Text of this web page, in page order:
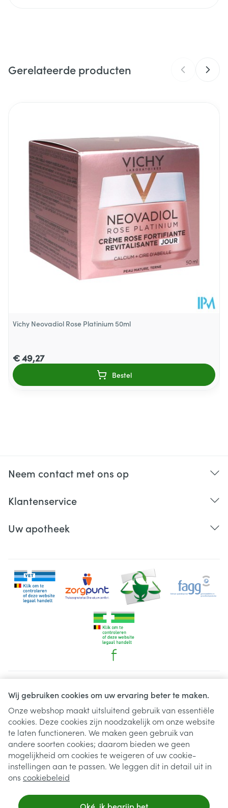
Wij gebruiken cookies om uw ervaring beter te maken.
Onze webshop maakt uitsluitend gebruik van essentiële
cookies. Deze cookies zijn noodzakelijk om onze website
te laten functioneren. We maken geen gebruik van
andere soorten cookies; daarom bieden we geen
mogelijkheid om cookies te weigeren of uw cookie-
instellingen aan te passen. We leggen dit in detail uit in
ons cookiebeleid
Merken Filorga
Gerelateerde producten
Vichy Neovadiol Rose Platinium 50ml
€ 49,27
Bestel
Neem contact met ons op
Klantenservice
Uw apotheek
Juridische links